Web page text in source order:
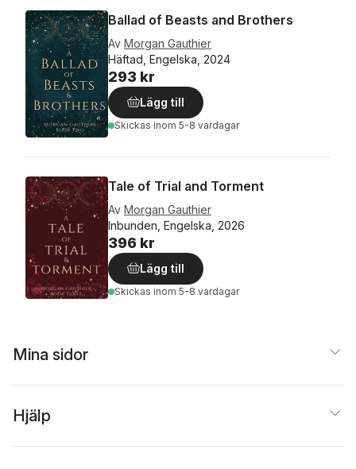
Ballad of Beasts and Brothers
Av Morgan Gauthier
Häftad, Engelska, 2024
293 kr
Lägg till
Skickas inom 5-8 vardagar
Tale of Trial and Torment
Av Morgan Gauthier
Inbunden, Engelska, 2026
396 kr
Lägg till
Skickas inom 5-8 vardagar
Mina sidor
Hjälp